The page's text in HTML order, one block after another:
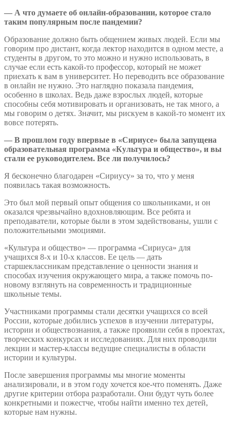
— А что думаете об онлайн-образовании, которое стало
таким популярным после пандемии?
Образование должно быть общением живых людей. Если мы
говорим про дистант, когда лектор находится в одном месте, а
студенты в другом, то это можно и нужно использовать, в
случае если есть какой-то профессор, который не может
приехать к вам в университет. Но переводить все образование
в онлайн не нужно. Это наглядно показала пандемия,
особенно в школах. Ведь даже взрослых людей, которые
способны себя мотивировать и организовать, не так много, а
мы говорим о детях. Значит, мы рискуем в какой-то момент их
вовсе потерять.
— В прошлом году впервые в «Сириусе» была запущена
образовательная программа «Культура и общество», и вы
стали ее руководителем. Все ли получилось?
Я бесконечно благодарен «Сириусу» за то, что у меня
появилась такая возможность.
Это был мой первый опыт общения со школьниками, и он
оказался чрезвычайно вдохновляющим. Все ребята и
преподаватели, которые были в этом задействованы, ушли с
положительными эмоциями.
«Культура и общество» — программа «Сириуса» для
учащихся 8-х и 10-х классов. Ее цель — дать
старшеклассникам представление о ценности знания и
способах изучения окружающего мира, а также помочь по-
новому взглянуть на современность и традиционные
школьные темы.
Участниками программы стали десятки учащихся со всей
России, которые добились успехов в изучении литературы,
истории и обществознания, а также проявили себя в проектах,
творческих конкурсах и исследованиях. Для них проводили
лекции и мастер-классы ведущие специалисты в области
истории и культуры.
После завершения программы мы многие моменты
анализировали, и в этом году хочется кое-что поменять. Даже
другие критерии отбора разработали. Они будут чуть более
конкретными и пожестче, чтобы найти именно тех детей,
которые нам нужны.